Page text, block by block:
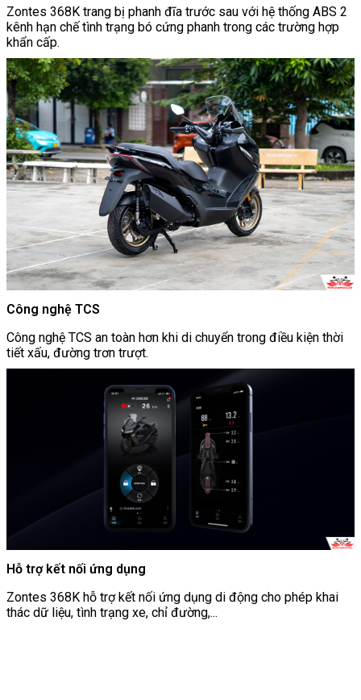
Zontes 368K trang bị phanh đĩa trước sau với hệ thống ABS 2
kênh hạn chế tình trạng bó cứng phanh trong các trường hợp
khẩn cấp.
Công nghệ TCS
Công nghệ TCS an toàn hơn khi di chuyển trong điều kiện thời
tiết xấu, đường trơn trượt.
Hỗ trợ kết nối ứng dụng
Zontes 368K hỗ trợ kết nối ứng dụng di động cho phép khai
thác dữ liệu, tình trạng xe, chỉ đường,...